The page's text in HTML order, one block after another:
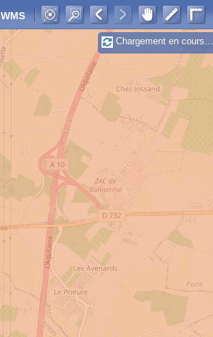
WMS
Chargement en cours...